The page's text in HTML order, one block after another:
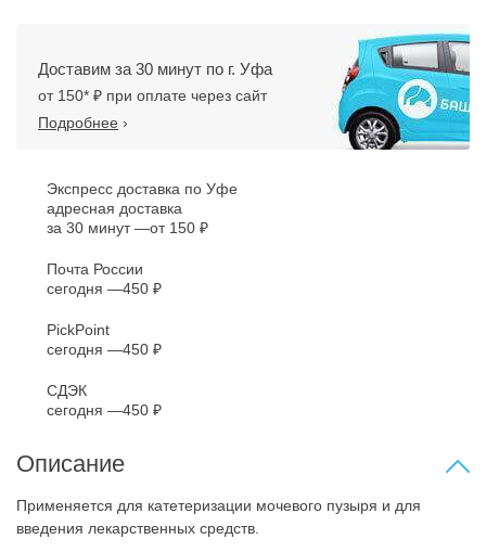
Доставим за 30 минут по г. Уфа
от 150* ₽ при оплате через сайт
Подробнее ›
Экспресс доставка по Уфе
адресная доставка
за 30 минут
от 150 ₽
Почта России
сегодня
450 ₽
PickPoint
сегодня
450 ₽
СДЭК
сегодня
450 ₽
Описание
Применяется для катетеризации мочевого пузыря и для
введения лекарственных средств.